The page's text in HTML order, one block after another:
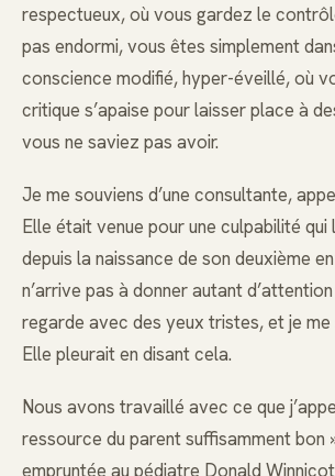
respectueux, où vous gardez le
pas endormi, vous êtes simplement
conscience modifié, hyper-éveillé, où
critique s’apaise pour laisser place à
vous ne saviez pas avoir.
Je me souviens d’une consultante,
Elle était venue pour une culpabilité
depuis la naissance de son deuxième
n’arrive pas à donner autant
regarde avec des yeux tristes, et je me
Elle pleurait en disant cela.
Nous avons travaillé avec ce que
ressource du parent suffisamment bon
empruntée au pédiatre Donald